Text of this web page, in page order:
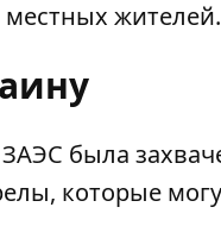
местных жителей.
была
которые